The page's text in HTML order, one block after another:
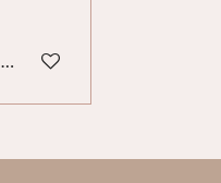
In winkelwagen